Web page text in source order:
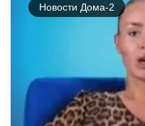
Новости Дома-2